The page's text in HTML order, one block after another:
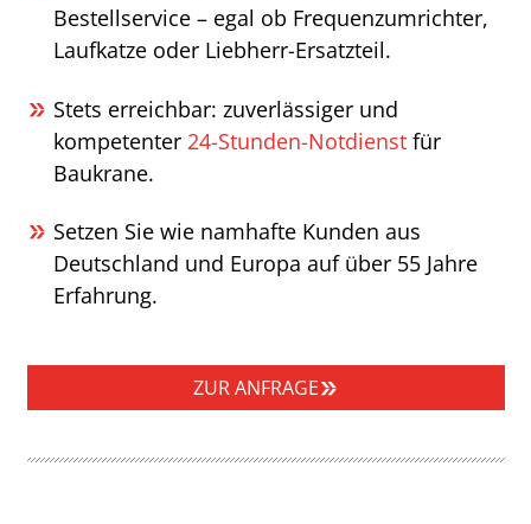
Bestellservice – egal ob Frequenzumrichter,
Laufkatze oder Liebherr-Ersatzteil.
Stets erreichbar: zuverlässiger und
kompetenter 24-Stunden-Notdienst für
Baukrane.
Setzen Sie wie namhafte Kunden aus
Deutschland und Europa auf über 55 Jahre
Erfahrung.
ZUR ANFRAGE